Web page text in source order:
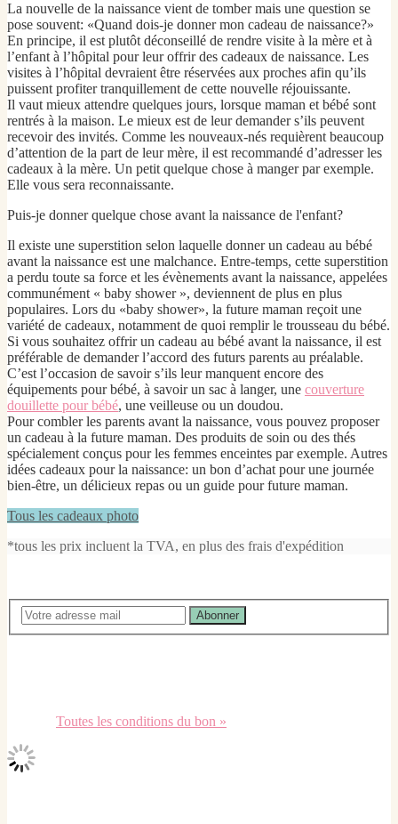
La nouvelle de la naissance vient de tomber mais une question se
pose souvent: «Quand dois-je donner mon cadeau de naissance?»
En principe, il est plutôt déconseillé de rendre visite à la mère et à
l’enfant à l’hôpital pour leur offrir des cadeaux de naissance. Les
visites à l’hôpital devraient être réservées aux proches afin qu’ils
puissent profiter tranquillement de cette nouvelle réjouissante.
Il vaut mieux attendre quelques jours, lorsque maman et bébé sont
rentrés à la maison. Le mieux est de leur demander s’ils peuvent
recevoir des invités. Comme les nouveaux-nés requièrent beaucoup
d’attention de la part de leur mère, il est recommandé d’adresser les
cadeaux à la mère. Un petit quelque chose à manger par exemple.
Elle vous sera reconnaissante.
Puis-je donner quelque chose avant la naissance de l'enfant?
Il existe une superstition selon laquelle donner un cadeau au bébé
avant la naissance est une malchance. Entre-temps, cette superstition
a perdu toute sa force et les évènements avant la naissance, appelées
communément « baby shower », deviennent de plus en plus
populaires. Lors du «baby shower», la future maman reçoit une
variété de cadeaux, notamment de quoi remplir le trousseau du bébé.
Si vous souhaitez offrir un cadeau au bébé avant la naissance, il est
préférable de demander l’accord des futurs parents au préalable.
C’est l’occasion de savoir s’ils leur manquent encore des
équipements pour bébé, à savoir un sac à langer, une couverture
douillette pour bébé, une veilleuse ou un doudou.
Pour combler les parents avant la naissance, vous pouvez proposer
un cadeau à la future maman. Des produits de soin ou des thés
spécialement conçus pour les femmes enceintes par exemple. Autres
idées cadeaux pour la naissance: un bon d’achat pour une journée
bien-être, un délicieux repas ou un guide pour future maman.
Tous les cadeaux photo
*tous les prix incluent la TVA, en plus des frais d'expédition
Abonner
Toutes les conditions du bon »